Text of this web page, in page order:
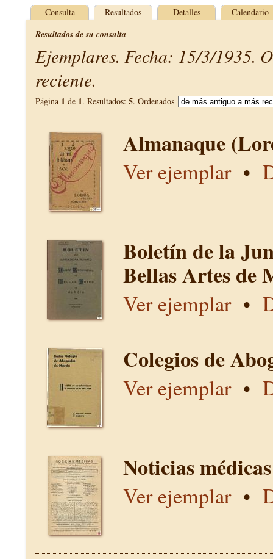
Consulta Resultados Detalles Calendario
Resultados de su consulta
Ejemplares. Fecha: 15/3/1935.
reciente.
Página 1 de 1. Resultados: 5. Ordenados
Almanaque
Ver ejemplar•
Boletín de la
Bellas Artes
Ver ejemplar•
Colegios de
Ver ejemplar•
Noticias
Ver ejemplar•